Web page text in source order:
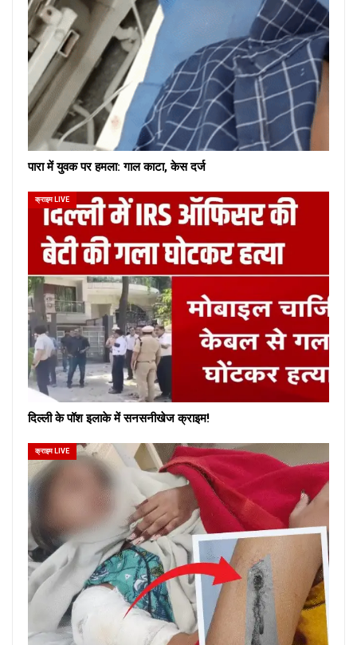
पारा में युवक पर हमला: गाल काटा, केस दर्ज
क्राइम LIVE
दिल्ली के पॉश इलाके में सनसनीखेज क्राइम!
क्राइम LIVE